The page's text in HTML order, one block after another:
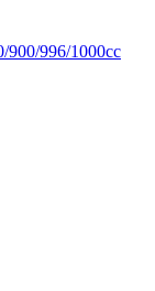
900/996/1000cc